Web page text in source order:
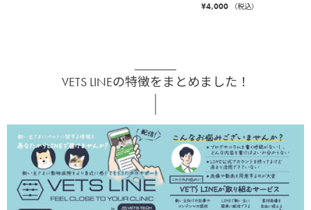
¥4,000 （税込）
VETS LINEの特徴をまとめました！